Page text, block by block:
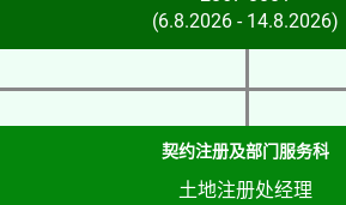
(6.8.2026 - 14.8.2026)
契约注册及部门服务科
土地注册处经理